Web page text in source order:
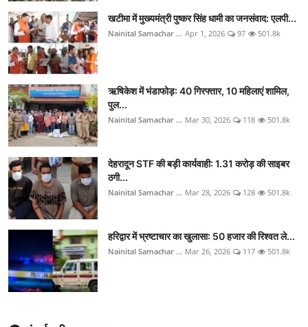
खटीमा में मुख्यमंत्री पुष्कर सिंह धामी का जनसंवाद: एलपी...
Nainital Samachar ... Apr 1, 2026 97 501.8k
ऋषिकेश में भंडाफोड़: 40 गिरफ्तार, 10 महिलाएं शामिल,
पुल...
Nainital Samachar ... Mar 30, 2026 118 501.8k
देहरादून STF की बड़ी कार्यवाही: 1.31 करोड़ की साइबर
ठगी...
Nainital Samachar ... Mar 28, 2026 128 501.8k
हरिद्वार में भ्रष्टाचार का खुलासा: 50 हजार की रिश्वत ले...
Nainital Samachar ... Mar 26, 2026 117 501.8k